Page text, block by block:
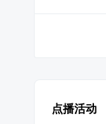
点播活动